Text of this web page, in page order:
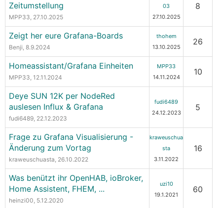
Zeitumstellung
MPP33, 27.10.2025
03
27.10.2025
8
Zeigt her eure Grafana-Boards
Benji, 8.9.2024
thohem
13.10.2025
26
Homeassistant/Grafana Einheiten
MPP33, 12.11.2024
MPP33
14.11.2024
10
Deye SUN 12K per NodeRed
auslesen Influx & Grafana
fudi6489, 22.12.2023
fudi6489
24.12.2023
5
Frage zu Grafana Visualisierung -
Änderung zum Vortag
kraweuschuasta, 26.10.2022
kraweuschua
sta
3.11.2022
16
Was benützt ihr OpenHAB, ioBroker,
Home Assistent, FHEM, ...
heinzi00, 5.12.2020
uzi10
19.1.2021
60